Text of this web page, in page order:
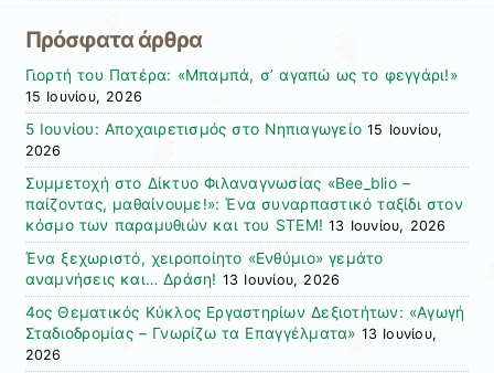
Πρόσφατα άρθρα
Γιορτή του Πατέρα: «Μπαμπά, σ’ αγαπώ ως το φεγγάρι!»
15 Ιουνίου, 2026
5 Ιουνίου: Αποχαιρετισμός στο Νηπιαγωγείο 15 Ιουνίου,
2026
Συμμετοχή στο Δίκτυο Φιλαναγνωσίας «Bee_blio –
παίζοντας, μαθαίνουμε!»: Ένα συναρπαστικό ταξίδι στον
κόσμο των παραμυθιών και του STEM! 13 Ιουνίου, 2026
Ένα ξεχωριστό, χειροποίητο «Ενθύμιο» γεμάτο
αναμνήσεις και… Δράση! 13 Ιουνίου, 2026
4ος Θεματικός Κύκλος Εργαστηρίων Δεξιοτήτων: «Αγωγή
Σταδιοδρομίας – Γνωρίζω τα Επαγγέλματα» 13 Ιουνίου,
2026